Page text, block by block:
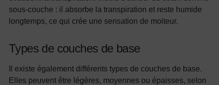
sous-couche : il absorbe la transpiration et reste humide
longtemps, ce qui crée une sensation de moiteur.
Types de couches de base
Il existe également différents types de couches de base.
Elles peuvent être légères, moyennes ou épaisses, selon